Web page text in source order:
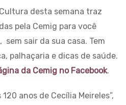
desta semana traz
pela Cemig para você
sair da sua casa. Tem
palhaçaria e dicas de saúde.
da Cemig no Facebook.
anos de Cecília Meireles”,